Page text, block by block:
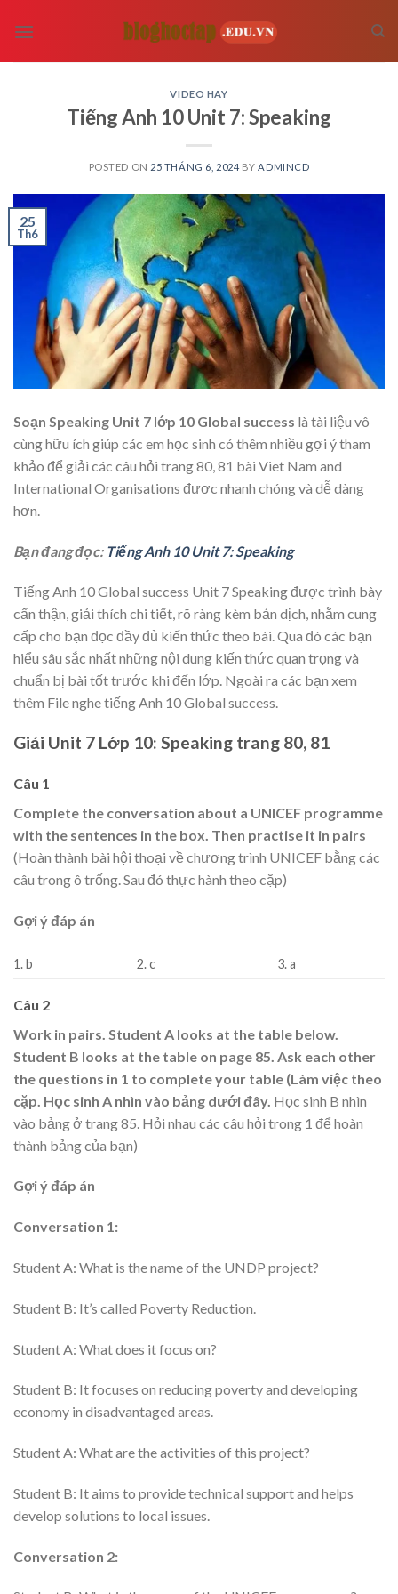
VIDEO HAY
Tiếng Anh 10 Unit 7: Speaking
POSTED ON 25 THÁNG 6, 2024 BY ADMINCD
25
Th6
Soạn Speaking Unit 7 lớp 10 Global success là tài liệu vô
cùng hữu ích giúp các em học sinh có thêm nhiều gợi ý tham
khảo để giải các câu hỏi trang 80, 81 bài Viet Nam and
International Organisations được nhanh chóng và dễ dàng
hơn.
Bạn đang đọc: Tiếng Anh 10 Unit 7: Speaking
Tiếng Anh 10 Global success Unit 7 Speaking được trình bày
cẩn thận, giải thích chi tiết, rõ ràng kèm bản dịch, nhằm cung
cấp cho bạn đọc đầy đủ kiến thức theo bài. Qua đó các bạn
hiểu sâu sắc nhất những nội dung kiến thức quan trọng và
chuẩn bị bài tốt trước khi đến lớp. Ngoài ra các bạn xem
thêm File nghe tiếng Anh 10 Global success.
Giải Unit 7 Lớp 10: Speaking trang 80, 81
Câu 1
Complete the conversation about a UNICEF programme
with the sentences in the box. Then practise it in pairs
(Hoàn thành bài hội thoại về chương trình UNICEF bằng các
câu trong ô trống. Sau đó thực hành theo cặp)
Gợi ý đáp án
1. b 2. c 3. a
Câu 2
Work in pairs. Student A looks at the table below.
Student B looks at the table on page 85. Ask each other
the questions in 1 to complete your table (Làm việc theo
cặp. Học sinh A nhìn vào bảng dưới đây. Học sinh B nhìn
vào bảng ở trang 85. Hỏi nhau các câu hỏi trong 1 để hoàn
thành bảng của bạn)
Gợi ý đáp án
Conversation 1:
Student A: What is the name of the UNDP project?
Student B: It’s called Poverty Reduction.
Student A: What does it focus on?
Student B: It focuses on reducing poverty and developing
economy in disadvantaged areas.
Student A: What are the activities of this project?
Student B: It aims to provide technical support and helps
develop solutions to local issues.
Conversation 2: